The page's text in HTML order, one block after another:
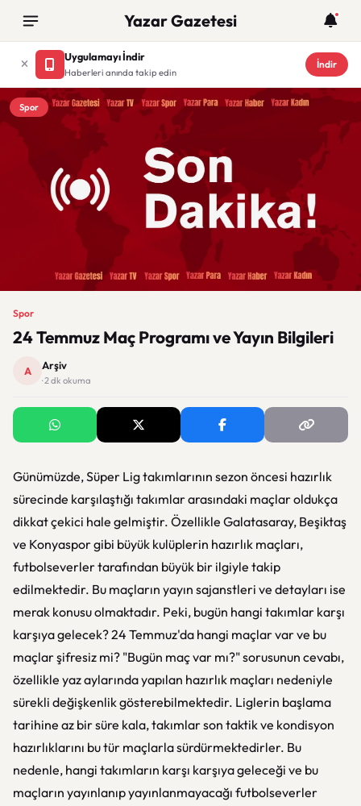
Yazar Gazetesi
Uygulamayı İndir
Haberleri anında takip edin
İndir
Spor
Spor
24 Temmuz Maç Programı ve Yayın Bilgileri
A Arşiv
· 2 dk okuma
Günümüzde, Süper Lig takımlarının sezon öncesi hazırlık
sürecinde karşılaştığı takımlar arasındaki maçlar oldukça
dikkat çekici hale gelmiştir. Özellikle Galatasaray, Beşiktaş
ve Konyaspor gibi büyük kulüplerin hazırlık maçları,
futbolseverler tarafından büyük bir ilgiyle takip
edilmektedir. Bu maçların yayın sajanstleri ve detayları ise
merak konusu olmaktadır. Peki, bugün hangi takımlar karşı
karşıya gelecek? 24 Temmuz'da hangi maçlar var ve bu
maçlar şifresiz mi? "Bugün maç var mı?" sorusunun cevabı,
özellikle yaz aylarında yapılan hazırlık maçları nedeniyle
sürekli değişkenlik gösterebilmektedir. Liglerin başlama
tarihine az bir süre kala, takımlar son taktik ve kondisyon
hazırlıklarını bu tür maçlarla sürdürmektedirler. Bu
nedenle, hangi takımların karşı karşıya geleceği ve bu
maçların yayınlanıp yayınlanmayacağı futbolseverler